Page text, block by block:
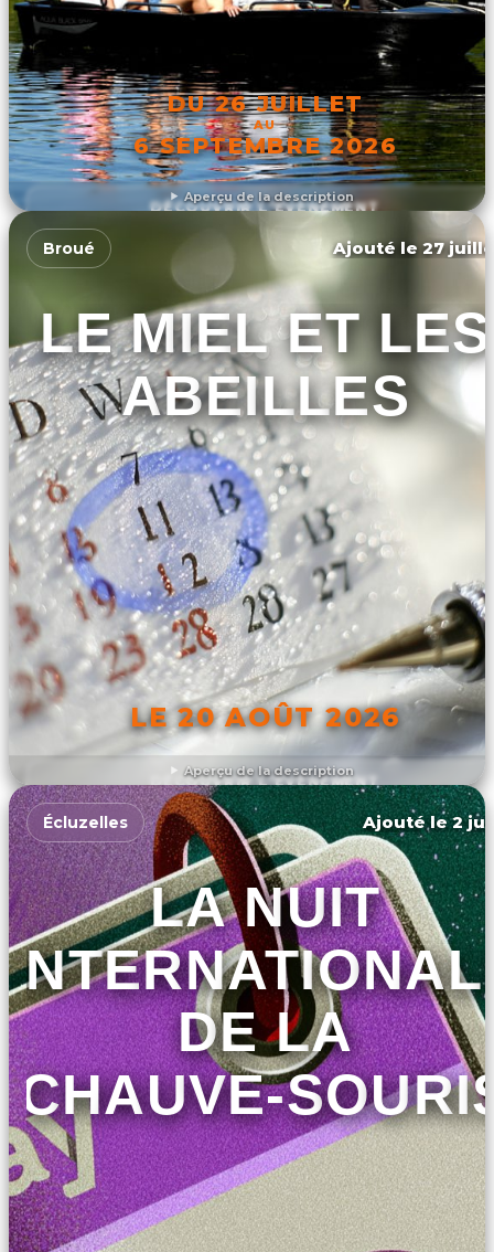
Aperçu de la description
DU 26 JUILLET
AU
6 SEPTEMBRE 2026
DÉCOUVRIR L'ÉVÉNEMENT
Aperçu de la description
Broué Ajouté le 27
LE MIEL ET LES
ABEILLES
LE 20 AOÛT 2026
DÉCOUVRIR L'ÉVÉNEMENT
Écluzelles Ajouté le 2
LA NUIT
DE LA
CHAUVE-